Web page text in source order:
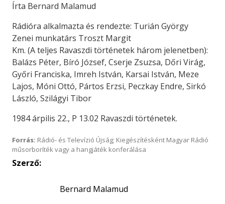
Írta Bernard Malamud
Rádióra alkalmazta és rendezte: Turián György
Zenei munkatárs Troszt Margit
Km. (A teljes Ravaszdi történetek három jelenetben):
Balázs Péter, Bíró József, Cserje Zsuzsa, Dőri Virág,
Győri Franciska, Imreh István, Karsai István, Meze
Lajos, Móni Ottó, Pártos Erzsi, Peczkay Endre, Sirkó
László, Szilágyi Tibor
1984 árpilis 22., P 13.02 Ravaszdi történetek.
Forrás: Rádió- és Televízió Újság; Kiegészítésként Magyar Rádió
műsorboríték vagy a hangjáték konferálása
Szerző:
Bernard Malamud